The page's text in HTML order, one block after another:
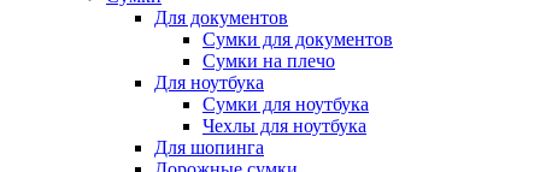
Для документов
Сумки для документов
Сумки на плечо
Для ноутбука
Сумки для ноутбука
Чехлы для ноутбука
Для шопинга